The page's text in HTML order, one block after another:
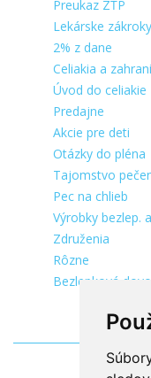
Preukaz ZŤP
Lekárske zákroky
2% z dane
Celiakia a
Úvod do celiakie
Predajne
Akcie pre deti
Otázky do pléna
Tajomstvo
Pec na chlieb
Výrobky bezlep.
Združenia
Rôzne
Bezlepková